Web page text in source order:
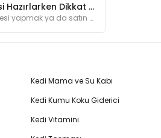
Köpek Kulübesi Hazırlarken Dikkat Edilmesi Gerekenler
Evde köpek kulübesi yapmak ya da satın aldığınız kulübeyi köpeğinizin gereksinimleri özelinde değiştirmek isterseniz bu yazımız tam size göre.
Kedi Mama ve Su Kabı
Kedi Kumu Koku Giderici
Kedi Vitamini